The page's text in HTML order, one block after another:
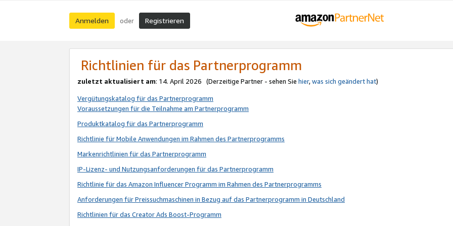
Anmelden oder Registrieren
Richtlinien für das Partnerprogramm
zuletzt aktualisiert am: 14. April 2026 (Derzeitige Partner - sehen Sie hier,was sich geändert hat)
Vergütungskatalog für das Partnerprogramm
Voraussetzungen für die Teilnahme am Partnerprogramm
Produktkatalog für das Partnerprogramm
Richtlinie für Mobile Anwendungen im Rahmen des Partnerprogramms
Markenrichtlinien für das Partnerprogramm
IP-Lizenz- und Nutzungsanforderungen für das Partnerprogramm
Richtlinie für das Amazon Influencer Programm im Rahmen des Partnerprogramms
Anforderungen für Preissuchmaschinen in Bezug auf das Partnerprogramm in Deutschland
Richtlinien für das Creator Ads Boost-Programm